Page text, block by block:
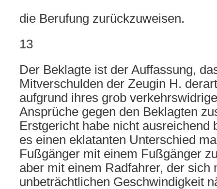
die Berufung zurückzuweisen.
13
Der Beklagte ist der Auffassung,
Mitverschulden der Zeugin H.
aufgrund ihres grob
Ansprüche gegen den Beklagten
Erstgericht habe nicht ausreichend
es einen eklatanten Unterschied
Fußgänger mit einem Fußgänger
aber mit einem Radfahrer, der sich
unbeträchtlichen Geschwindigkeit